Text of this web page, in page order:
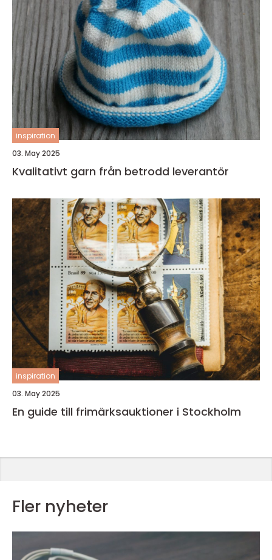
inspiration
03. May 2025
Kvalitativt garn från betrodd leverantör
inspiration
03. May 2025
En guide till frimärksauktioner i Stockholm
Fler nyheter